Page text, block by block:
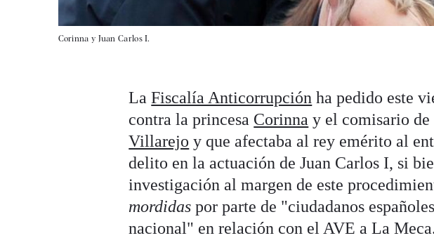
Corinna y Juan Carlos I.
LaFiscalía Anticorrupción ha pedido este
contra la princesa Corinna y el comisario
Villarejo y que afectaba al rey emérito al
delito en la actuación de Juan Carlos I, si
investigación al margen de este
mordidas por parte de "ciudadanos
nacional" en relación con el AVE a La